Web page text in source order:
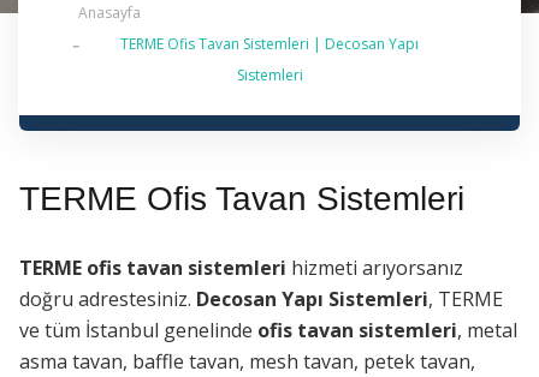
Anasayfa
TERME Ofis Tavan Sistemleri | Decosan Yapı
Sistemleri
✔ 2026 Güncel — İstanbul Genelinde Metal Asma
TERME Ofis Tavan Sistemleri
TERME ofis tavan sistemleri hizmeti arıyorsanız
doğru adrestesiniz. Decosan Yapı Sistemleri, TERME
ve tüm İstanbul genelinde ofis tavan sistemleri, metal
asma tavan, baffle tavan, mesh tavan, petek tavan,